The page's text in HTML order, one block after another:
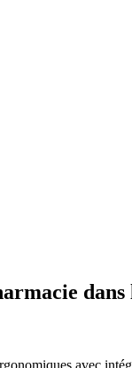
dans